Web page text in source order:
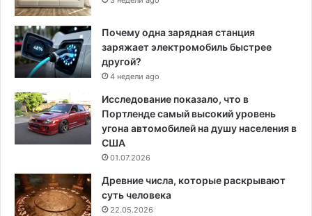
Почему одна зарядная станция
заряжает электромобиль быстрее
другой?
4 недели ago
Исследование показало, что в
Портленде самый высокий уровень
угона автомобилей на душу населения в
США
01.07.2026
Древние числа, которые раскрывают
суть человека
22.05.2026